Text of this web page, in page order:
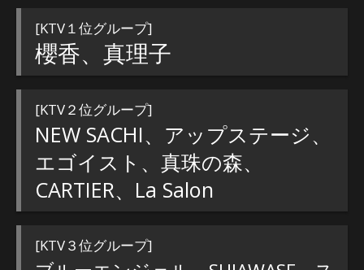
[KTV１位グループ]
櫻香、真理子
[KTV２位グループ]
NEW SACHI、アップステージ、
エゴイスト、真珠の森、
CARTIER、La Salon
[KTV３位グループ]